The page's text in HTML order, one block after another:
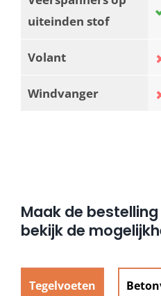
uiteinden stof
Volant
Windvanger
Maak de
bekijk de
Tegelvoeten